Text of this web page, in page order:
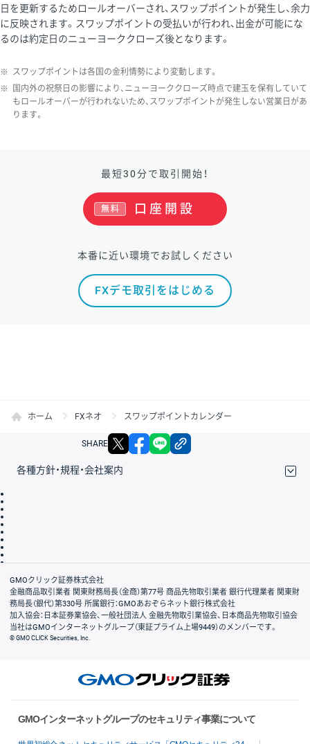
日を更新するためロールオーバーされ、スワップポイントが発生し、余力
に反映されます。スワップポイントの受払いが行われ、出金が可能にな
るのは約定日のニューヨーククローズ後となります。
※ スワップポイントは各国の金利情勢により変動します。
※
国内外の祝祭日の影響により、ニューヨーククローズ時点で建玉を保有していて
もロールオーバーが行われないため、スワップポイントが発生しない営業日があ
ります。
最短30分で取引開始！
口座開設
無料
本番に近い環境でお試しください
FXデモ取引をはじめる
ホーム FXネオ スワップポイントカレンダー
SHARE X facebook
各種方針・規程・会社案内
会社案内
GMOクリック証券株式会社
金融商品取引業者 関東財務局長（金商）第77号 商品先物取引業者 銀行代理業者 関東財
務局長（銀代）第330号 所属銀行：GMOあおぞらネット銀行株式会社
加入協会：日本証券業協会、一般社団法人 金融先物取引業協会、日本商品先物取引協会
当社はGMOインターネットグループ（東証プライム上場9449）のメンバーです。
© GMO CLICK Securities, Inc.
GMOインターネットグループのセキュリティ事業について